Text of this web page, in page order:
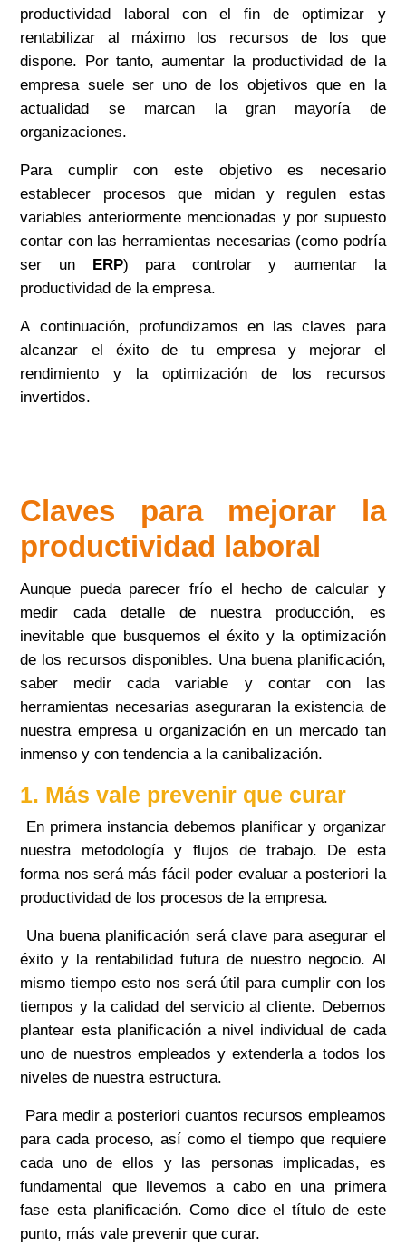
productividad laboral con el fin de optimizar y
rentabilizar al máximo los recursos de los que
dispone. Por tanto, aumentar la productividad de la
empresa suele ser uno de los objetivos que en la
actualidad se marcan la gran mayoría de
organizaciones.
Para cumplir con este objetivo es necesario
establecer procesos que midan y regulen estas
variables anteriormente mencionadas y por supuesto
contar con las herramientas necesarias (como podría
ser un ERP) para controlar y aumentar la
productividad de la empresa.
A continuación, profundizamos en las claves para
alcanzar el éxito de tu empresa y mejorar el
rendimiento y la optimización de los recursos
invertidos.
Claves para mejorar la
productividad laboral
Aunque pueda parecer frío el hecho de calcular y
medir cada detalle de nuestra producción, es
inevitable que busquemos el éxito y la optimización
de los recursos disponibles. Una buena planificación,
saber medir cada variable y contar con las
herramientas necesarias aseguraran la existencia de
nuestra empresa u organización en un mercado tan
inmenso y con tendencia a la canibalización.
1. Más vale prevenir que curar
En primera instancia debemos planificar y organizar
nuestra metodología y flujos de trabajo. De esta
forma nos será más fácil poder evaluar a posteriori la
productividad de los procesos de la empresa.
Una buena planificación será clave para asegurar el
éxito y la rentabilidad futura de nuestro negocio. Al
mismo tiempo esto nos será útil para cumplir con los
tiempos y la calidad del servicio al cliente. Debemos
plantear esta planificación a nivel individual de cada
uno de nuestros empleados y extenderla a todos los
niveles de nuestra estructura.
Para medir a posteriori cuantos recursos empleamos
para cada proceso, así como el tiempo que requiere
cada uno de ellos y las personas implicadas, es
fundamental que llevemos a cabo en una primera
fase esta planificación. Como dice el título de este
punto, más vale prevenir que curar.